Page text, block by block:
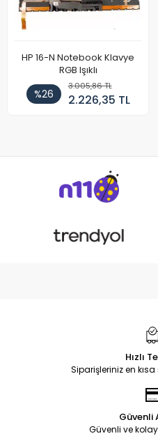
HP 16-N Notebook Klavye
RGB Işıklı
%26
3.005,86 TL
2.226,35 TL
Hızlı
Siparişleriniz en
Güvenli
Güvenli ve